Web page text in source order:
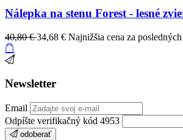
Nálepka na stenu Forest - lesné
40,80 €34,68 € Najnižšia cena za
Newsletter
Email
Odpíšte verifikačný kód 4953
odoberať